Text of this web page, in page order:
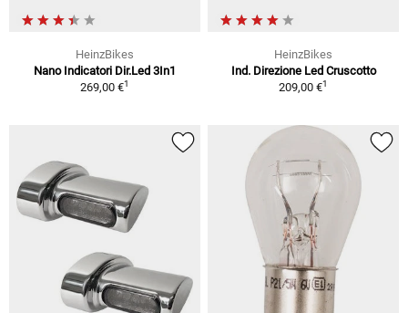
HeinzBikes
Nano Indicatori Dir.Led 3In1
269,00 €1
HeinzBikes
Ind. Direzione Led Cruscotto
209,00 €1